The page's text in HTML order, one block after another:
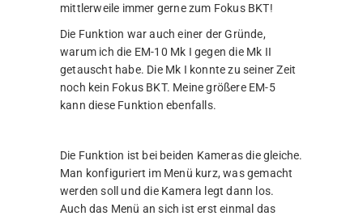
mittlerweile immer gerne zum Fokus BKT!
Die Funktion war auch einer der Gründe,
warum ich die EM-10 Mk I gegen die Mk II
getauscht habe. Die Mk I konnte zu seiner Zeit
noch kein Fokus BKT. Meine größere EM-5
kann diese Funktion ebenfalls.
Die Funktion ist bei beiden Kameras die gleiche.
Man konfiguriert im Menü kurz, was gemacht
werden soll und die Kamera legt dann los.
Auch das Menü an sich ist erst einmal das